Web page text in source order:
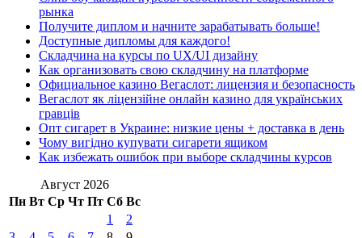
рынка
Получите диплом и начните зарабатывать больше!
Доступные дипломы для каждого!
Складчина на курсы по UX/UI дизайну
Как организовать свою складчину на платформе
Официальное казино Вегаслот: лицензия и безопасность
Вегаслот як ліцензійне онлайн казино для українських
гравців
Опт сигарет в Украине: низкие цены + доставка в день
Чому вигідно купувати сигарети ящиком
Как избежать ошибок при выборе складчины курсов
Август 2026
Пн Вт Ср Чт Пт Сб Вс
1
2